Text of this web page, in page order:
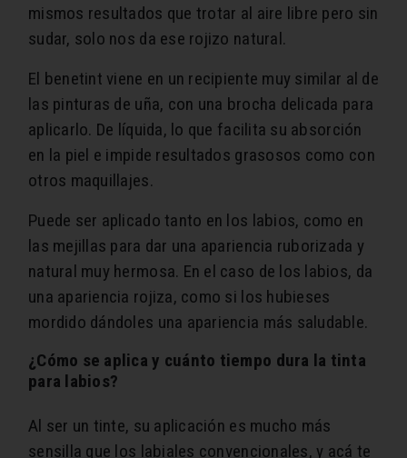
mismos resultados que trotar al aire libre pero sin
sudar, solo nos da ese rojizo natural.
El benetint viene en un recipiente muy similar al de
las pinturas de uña, con una brocha delicada para
aplicarlo. De líquida, lo que facilita su absorción
en la piel e impide resultados grasosos como con
otros maquillajes.
Puede ser aplicado tanto en los labios, como en
las mejillas para dar una apariencia ruborizada y
natural muy hermosa. En el caso de los labios, da
una apariencia rojiza, como si los hubieses
mordido dándoles una apariencia más saludable.
¿Cómo se aplica y cuánto tiempo dura la tinta
para labios?
Al ser un tinte, su aplicación es mucho más
sensilla que los labiales convencionales, y acá te